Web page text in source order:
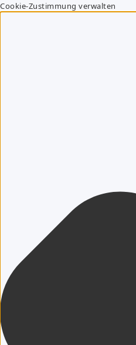
Cookie-Zustimmung verwalten